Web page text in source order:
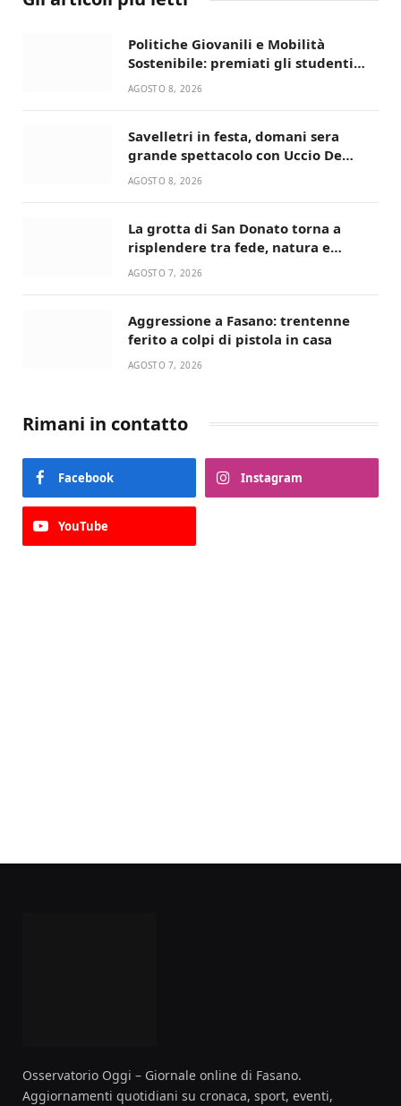
Politiche Giovanili e Mobilità
Sostenibile: premiati gli studenti
universitari del bando “La strada
AGOSTO 8, 2026
Savelletri in festa, domani sera
grande spettacolo con Uccio De
Santis
AGOSTO 8, 2026
La grotta di San Donato torna a
risplendere tra fede, natura e
devozione
AGOSTO 7, 2026
Aggressione a Fasano: trentenne
ferito a colpi di pistola in casa
AGOSTO 7, 2026
Rimani in contatto
Facebook Instagram
YouTube
Osservatorio Oggi – Giornale online di Fasano.
Aggiornamenti quotidiani su cronaca, sport, eventi,